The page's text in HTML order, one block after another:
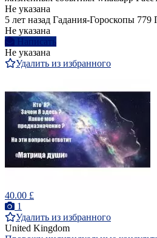
Не указана
5 лет назад Гадания-Гороскопы 779
Не указана
Написать
Не указана
Удалить из избранного
40.00 £
1
Удалить из избранного
United Kingdom